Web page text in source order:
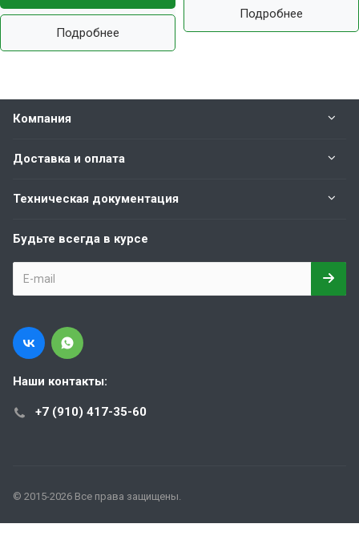
Подробнее
Подробнее
Компания
Доставка и оплата
Техническая документация
Будьте всегда в курсе
Наши контакты:
+7 (910) 417-35-60
© 2015-2026 Все права защищены.